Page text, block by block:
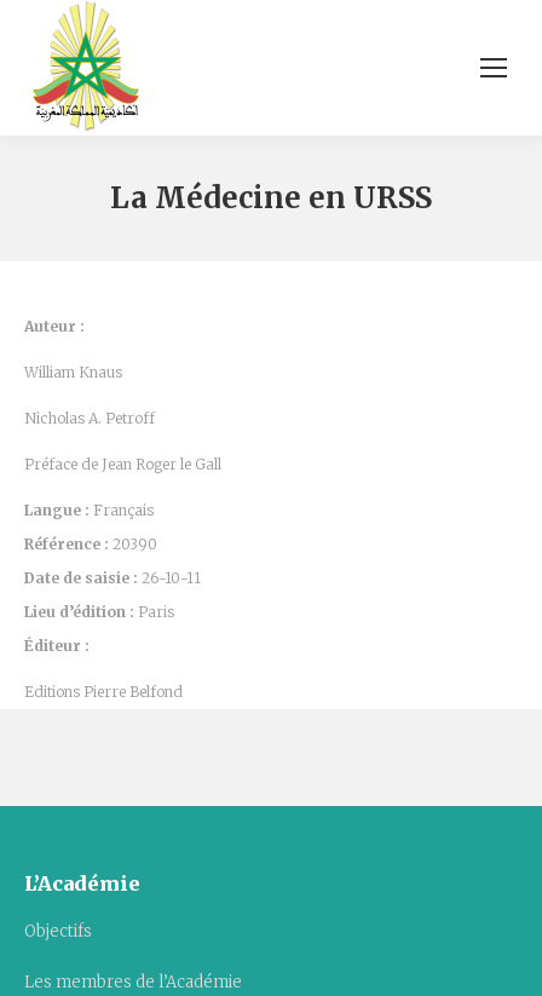
La Médecine en URSS
Auteur :
William Knaus
Nicholas A. Petroff
Préface de Jean Roger le Gall
Langue : Français
Référence : 20390
Date de saisie : 26-10-11
Lieu d’édition : Paris
Éditeur :
Editions Pierre Belfond
L’Académie
Objectifs
Les membres de l’Académie